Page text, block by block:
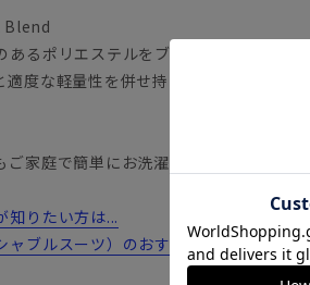
Blend
るポリエステルをブレンドした素材。
適度な軽量性を併せ持ち、ロングシーズ
家庭で簡単にお洗濯が可能です。
知りたい方は...
ブルスーツ）のおすすめ12選！コスパ